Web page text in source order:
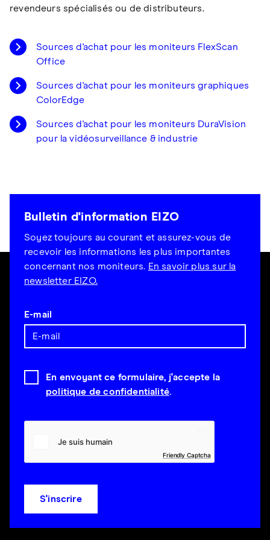
revendeurs spécialisés ou de distributeurs.
Sources d'achat pour les moniteurs FlexScan
Office
Sources d'achat pour les moniteurs graphiques
ColorEdge
Sources d'achat pour les moniteurs DuraVision
pour la vidéosurveillance & industrie
Bulletin d'information EIZO
Soyez toujours au courant et assurez-vous de
recevoir les informations les plus importantes
concernant nos moniteurs. En savoir plus sur la
newsletter EIZO.
E-mail
En envoyant ce formulaire, j'accepte la
politique de confidentialité.
Friendly Captcha
S'inscrire